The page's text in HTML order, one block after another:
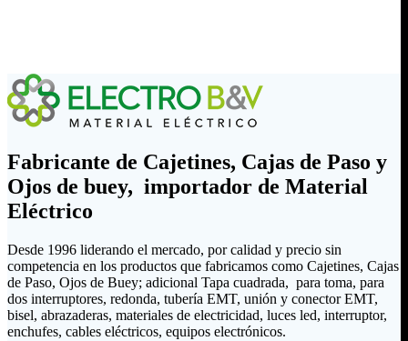
Fabricante de Cajetines, Cajas de Paso y
Ojos de buey, importador de Material
Eléctrico
Desde 1996 liderando el mercado, por calidad y precio sin
competencia en los productos que fabricamos como Cajetines, Cajas
de Paso, Ojos de Buey; adicional Tapa cuadrada, para toma, para
dos interruptores, redonda, tubería EMT, unión y conector EMT,
bisel, abrazaderas, materiales de electricidad, luces led, interruptor,
enchufes, cables eléctricos, equipos electrónicos.